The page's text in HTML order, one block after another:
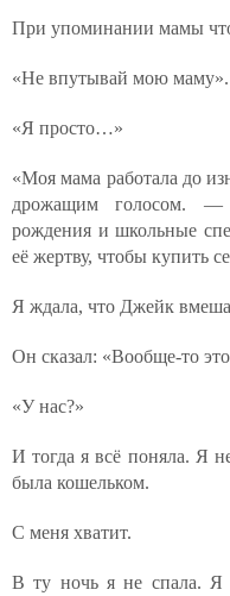
При упоминании мамы
«Не впутывай мою маму».
«Я просто…»
«Моя мама работала до
дрожащим голосом.
рождения и школьные
её жертву, чтобы купить
Я ждала, что Джейк
Он сказал: «Вообще-то
«У нас?»
И тогда я всё поняла. Я
была кошельком.
С меня хватит.
В ту ночь я не спала. Я